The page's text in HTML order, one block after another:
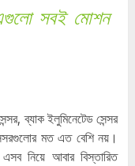
সবই মোশন
ব্যাক ইলুমিনেটেড সেন্সর
মত এত বেশি নয়।
নিয়ে আবার বিস্তারিত